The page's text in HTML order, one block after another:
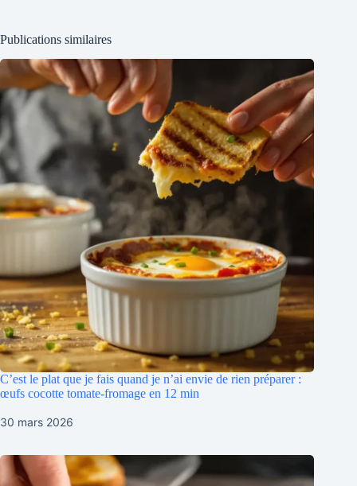
Publications similaires
C’est le plat que je fais quand je n’ai envie de rien préparer :
œufs cocotte tomate-fromage en 12 min
30 mars 2026